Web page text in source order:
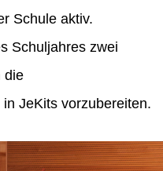
Schule aktiv.
Schuljahres zwei
die
JeKits vorzubereiten.